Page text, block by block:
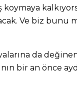
Ve biz bunu
da
bir an önce